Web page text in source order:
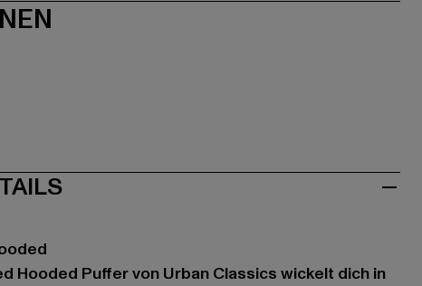
Hooded Puffer von Urban Classics wickelt dich in